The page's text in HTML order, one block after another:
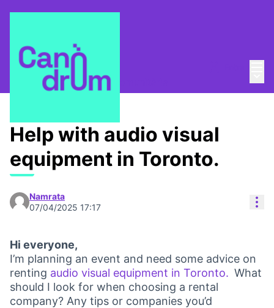
Taula Comunitària
💡 Repensem la Taula Comunitària
Help with audio visual
equipment in Toronto.
Namrata
07/04/2025 17:17
Hi everyone,
I’m planning an event and need some advice on
renting audio visual equipment in Toronto. What
should I look for when choosing a rental
company? Any tips or companies you’d